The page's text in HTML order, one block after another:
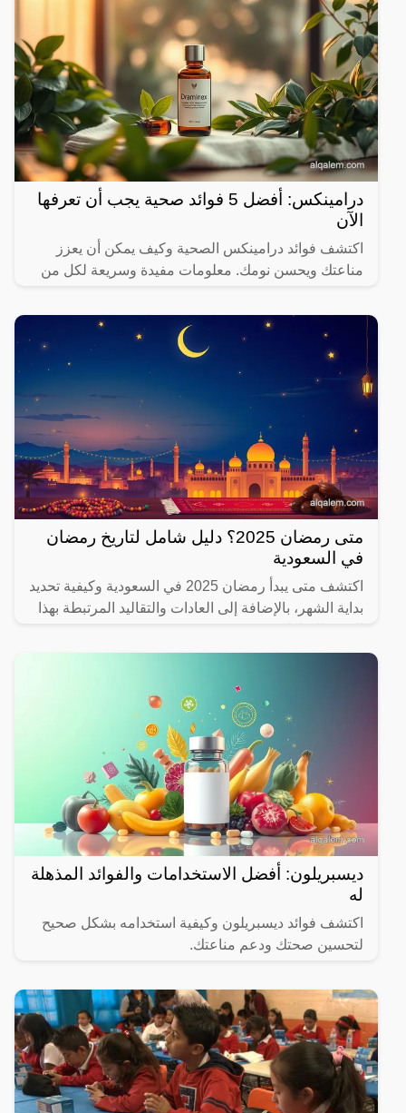
درامينكس: أفضل 5 فوائد صحية يجب أن تعرفها
الآن
اكتشف فوائد درامينكس الصحية وكيف يمكن أن يعزز
مناعتك ويحسن نومك. معلومات مفيدة وسريعة لكل من
متى رمضان 2025؟ دليل شامل لتاريخ رمضان
في السعودية
اكتشف متى يبدأ رمضان 2025 في السعودية وكيفية تحديد
بداية الشهر، بالإضافة إلى العادات والتقاليد المرتبطة بهذا
ديسبريلون: أفضل الاستخدامات والفوائد المذهلة
له
اكتشف فوائد ديسبريلون وكيفية استخدامه بشكل صحيح
لتحسين صحتك ودعم مناعتك.